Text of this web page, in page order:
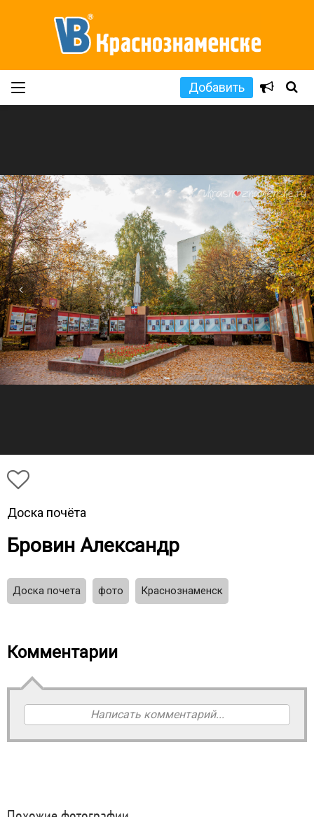
Добавить
Доска почёта
Бровин Александр
Доска почета фото Краснознаменск
Комментарии
Написать комментарий...